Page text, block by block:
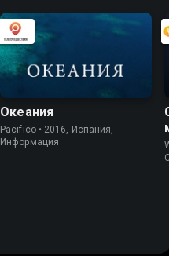
Океания
Pacifico • 2016, Испания,
Информация